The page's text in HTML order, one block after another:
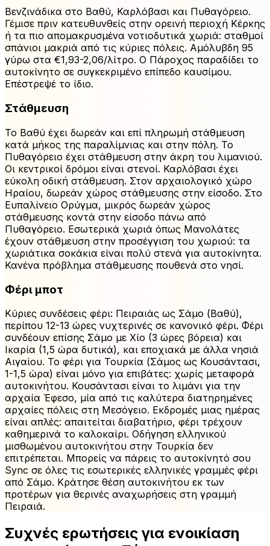
Βενζινάδικα στο Βαθύ, Καρλόβασι και Πυθαγόρειο.
Γέμισε πριν κατευθυνθείς στην ορεινή περιοχή Κέρκης
ή τα πιο απομακρυσμένα νοτιοδυτικά χωριά: σταθμοί
σπάνιοι μακριά από τις κύριες πόλεις. Αμόλυβδη 95
γύρω στα €1,93-2,06/λίτρο. Ο Πάροχος παραδίδει το
αυτοκίνητο σε συγκεκριμένο επίπεδο καυσίμου.
Επέστρεψέ το ίδιο.
Στάθμευση
Το Βαθύ έχει δωρεάν και επί πληρωμή στάθμευση
κατά μήκος της παραλίμνιας και στην πόλη. Το
Πυθαγόρειο έχει στάθμευση στην άκρη του λιμανιού.
Οι κεντρικοί δρόμοι είναι στενοί. Καρλόβασι έχει
εύκολη οδική στάθμευση. Στον αρχαιολογικό χώρο
Ηραίου, δωρεάν χώρος στάθμευσης στην είσοδο. Στο
Ευπαλίνειο Ορύγμα, μικρός δωρεάν χώρος
στάθμευσης κοντά στην είσοδο πάνω από
Πυθαγόρειο. Εσωτερικά χωριά όπως Μανολάτες
έχουν στάθμευση στην προσέγγιση του χωριού: τα
χωριάτικα σοκάκια είναι πολύ στενά για αυτοκίνητα.
Κανένα πρόβλημα στάθμευσης πουθενά στο νησί.
Φέρι μποτ
Κύριες συνδέσεις φέρι: Πειραιάς ως Σάμο (Βαθύ),
περίπου 12-13 ώρες νυχτερινές σε κανονικό φέρι. Φέρι
συνδέουν επίσης Σάμο με Χίο (3 ώρες βόρεια) και
Ικαρία (1,5 ώρα δυτικά), και εποχιακά με άλλα νησιά
Αιγαίου. Το φέρι για Τουρκία (Σάμος ως Κουσάντασι,
1-1,5 ώρα) είναι μόνο για επιβάτες: χωρίς μεταφορά
αυτοκινήτου. Κουσάντασι είναι το λιμάνι για την
αρχαία Έφεσο, μία από τις καλύτερα διατηρημένες
αρχαίες πόλεις στη Μεσόγειο. Εκδρομές μιας ημέρας
είναι απλές: απαιτείται διαβατήριο, φέρι τρέχουν
καθημερινά το καλοκαίρι. Οδήγηση ελληνικού
μισθωμένου αυτοκινήτου στην Τουρκία δεν
επιτρέπεται. Μπορείς να πάρεις το αυτοκίνητό σου
Sync σε όλες τις εσωτερικές ελληνικές γραμμές φέρι
από Σάμο. Κράτησε θέση αυτοκινήτου εκ των
προτέρων για θερινές αναχωρήσεις στη γραμμή
Πειραιά.
Συχνές ερωτήσεις για ενοικίαση